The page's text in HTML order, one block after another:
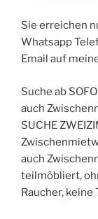
Sie erreichen
Whatsapp
Email auf
Suche ab
auch
SUCHE
auch
teilmöbliert,
Raucher,